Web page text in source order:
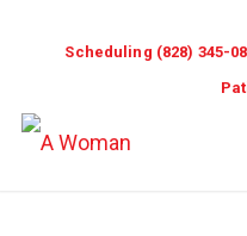
Scheduling (828) 345-